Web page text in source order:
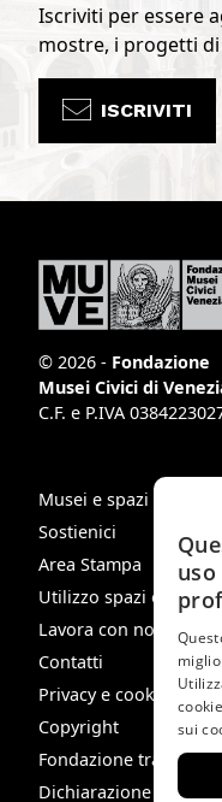
Iscriviti per essere
mostre, i progetti
ISCRIVITI
© 2026 - Fondazione
Musei Civici di
C.F. e P.IVA
Musei e spazi
Sostienici
Area Stampa
Utilizzo spazi e
Lavora con noi
Contatti
Privacy e cookie policy
Copyright
Fondazione
Dichiarazione di
sui